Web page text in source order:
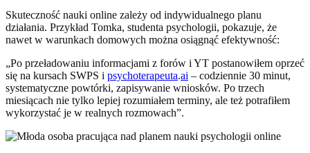
Skuteczność nauki online zależy od indywidualnego planu
działania. Przykład Tomka, studenta psychologii, pokazuje, że
nawet w warunkach domowych można osiągnąć efektywność:
„Po przeładowaniu informacjami z forów i YT postanowiłem oprzeć
się na kursach SWPS i psychoterapeuta.ai – codziennie 30 minut,
systematyczne powtórki, zapisywanie wniosków. Po trzech
miesiącach nie tylko lepiej rozumiałem terminy, ale też potrafiłem
wykorzystać je w realnych rozmowach”.